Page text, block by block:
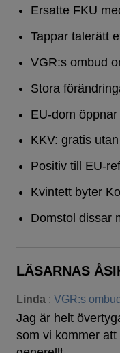
Ersatte FKU
Tappar talerätt
VGR:s ombud
Stora
EU-dom
KKV: gratis
Positiv till EU-
Kvintett byter
Domstol dissar
LÄSARNAS
Linda : VGR:s
Jag är helt
som vi kommer